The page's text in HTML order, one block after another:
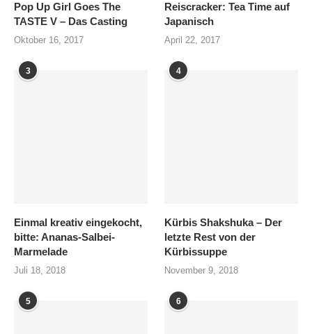
Pop Up Girl Goes The
TASTE V – Das Casting
Oktober 16, 2017
Reiscracker: Tea Time auf
Japanisch
April 22, 2017
3
Einmal kreativ eingekocht,
bitte: Ananas-Salbei-
Marmelade
Juli 18, 2018
4
Kürbis Shakshuka – Der
letzte Rest von der
Kürbissuppe
November 9, 2018
5 6